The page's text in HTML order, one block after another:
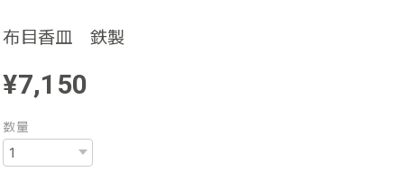
布目香皿 鉄製
¥7,150
数量